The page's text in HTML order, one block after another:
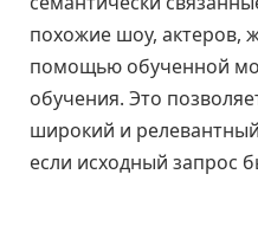
похожие шоу, актеров,
помощью обученной
обучения. Это
широкий и
если исходный запрос